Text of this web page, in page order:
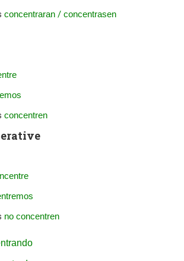
concentraran / concentrasen
concentren
no concentren